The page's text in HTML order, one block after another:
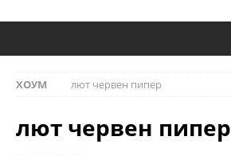
ХОУМ лют червен пипер
лют червен пипер